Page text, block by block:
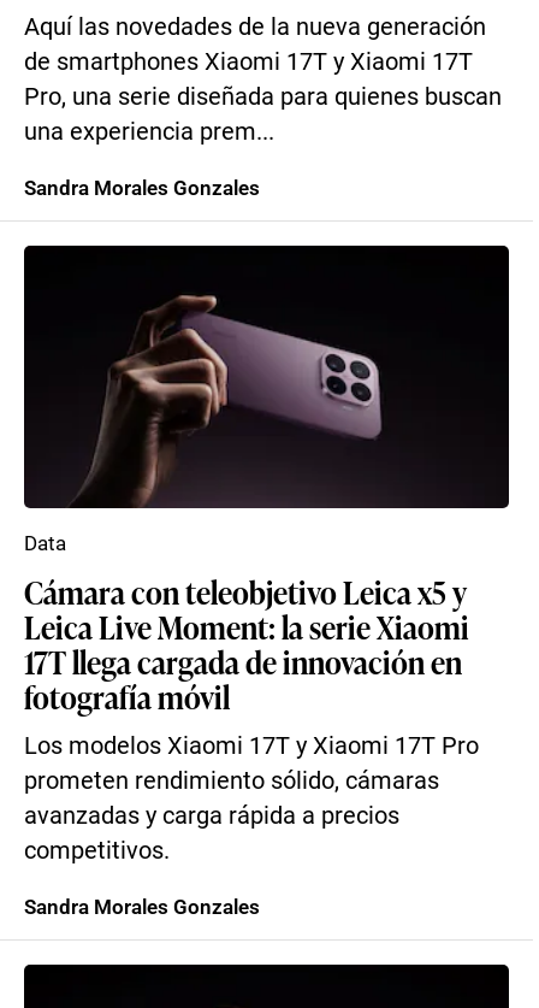
Aquí las novedades de la nueva generación
de smartphones Xiaomi 17T y Xiaomi 17T
Pro, una serie diseñada para quienes buscan
una experiencia prem...
Sandra Morales Gonzales
Cámara con teleobjetivo Leica x5 y
Leica Live Moment: la serie Xiaomi
17T llega cargada de innovación en
fotografía móvil
Los modelos Xiaomi 17T y Xiaomi 17T Pro
prometen rendimiento sólido, cámaras
avanzadas y carga rápida a precios
competitivos.
Data
Sandra Morales Gonzales